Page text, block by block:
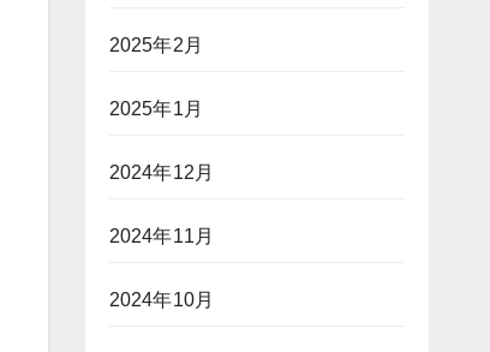
2025年2月
2025年1月
2024年12月
2024年11月
2024年10月